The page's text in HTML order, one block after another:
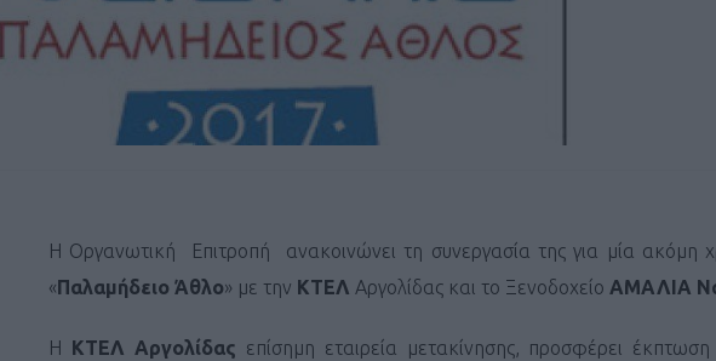
Η Οργανωτική Επιτροπή ανακοινώνει τη συνεργασία της για μία ακόμη
«Παλαμήδειο Άθλο» με την ΚΤΕΛ Αργολίδας και το Ξενοδοχείο ΑΜΑΛΙΑ
Η ΚΤΕΛ Αργολίδας επίσημη εταιρεία μετακίνησης, προσφέρει έκπτωση